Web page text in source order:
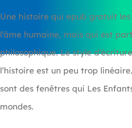
Une histoire qui epub gratuit
l’âme humaine, mais qui est
philosophique. Le style
l’histoire est un peu trop
sont des fenêtres qui Les
mondes.